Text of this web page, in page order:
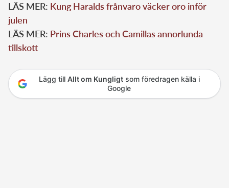
LÄS MER: Kung Haralds frånvaro väcker oro inför
julen
LÄS MER: Prins Charles och Camillas annorlunda
tillskott
Lägg till Allt om Kungligtsom föredragen källa i
Google